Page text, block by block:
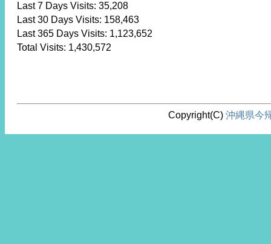
Last 7 Days Visits: 35,208
Last 30 Days Visits: 158,463
Last 365 Days Visits: 1,123,652
Total Visits: 1,430,572
Copyright(C)沖縄県今